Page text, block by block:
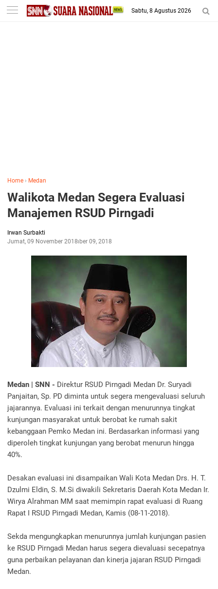
-->
Sabtu, 8 Agustus 2026
Home › Medan
Walikota Medan Segera Evaluasi
Manajemen RSUD Pirngadi
Irwan Surbakti
Jumat, 09 November 2018November 09, 2018
Medan | SNN - Direktur RSUD Pirngadi Medan Dr. Suryadi
Panjaitan, Sp. PD diminta untuk segera mengevaluasi seluruh
jajarannya. Evaluasi ini terkait dengan menurunnya tingkat
kunjungan masyarakat untuk berobat ke rumah sakit
kebanggaan Pemko Medan ini. Berdasarkan informasi yang
diperoleh tingkat kunjungan yang berobat menurun hingga
40%.
Desakan evaluasi ini disampaikan Wali Kota Medan Drs. H. T.
Dzulmi Eldin, S. M.Si diwakili Sekretaris Daerah Kota Medan Ir.
Wirya Alrahman MM saat memimpin rapat evaluasi di Ruang
Rapat I RSUD Pirngadi Medan, Kamis (08-11-2018).
Sekda mengungkapkan menurunnya jumlah kunjungan pasien
ke RSUD Pirngadi Medan harus segera dievaluasi secepatnya
guna perbaikan pelayanan dan kinerja jajaran RSUD Pirngadi
Medan.